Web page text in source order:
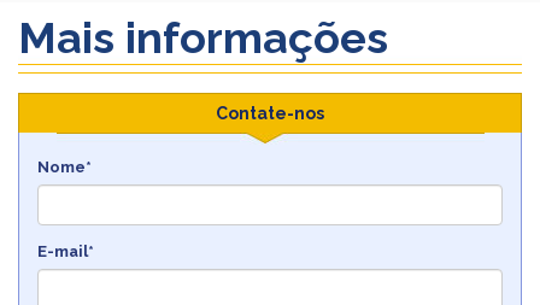
Mais informações
Contate-nos
Nome*
E-mail*